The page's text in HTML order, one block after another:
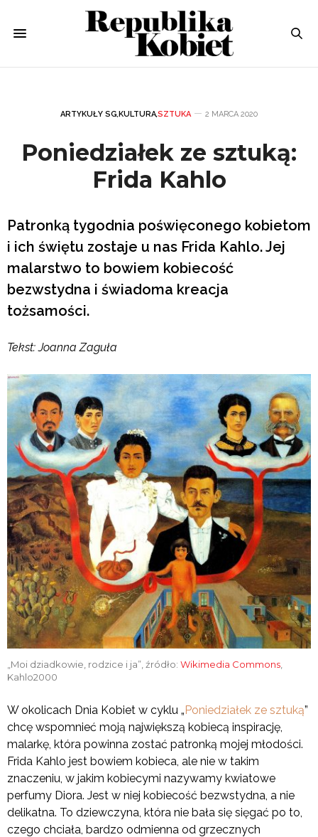
ARTYKUŁY SG,KULTURA,SZTUKA 2 MARCA 2020
Poniedziałek ze sztuką:
Frida Kahlo
Patronką tygodnia poświęconego kobietom
i ich świętu zostaje u nas Frida Kahlo. Jej
malarstwo to bowiem kobiecość
bezwstydna i świadoma kreacja
tożsamości.
Tekst: Joanna Zaguła
„Moi dziadkowie, rodzice i ja”, źródło: Wikimedia Commons
Kahlo2000
W okolicach Dnia Kobiet w cyklu „Poniedziałek ze sztuką”
chcę wspomnieć moją największą kobiecą inspirację,
malarkę, która powinna zostać patronką mojej młodości.
Frida Kahlo jest bowiem kobieca, ale nie w takim
znaczeniu, w jakim kobiecymi nazywamy kwiatowe
perfumy Diora. Jest w niej kobiecość bezwstydna, a nie
delikatna. To dziewczyna, która nie bała się sięgać po to,
czego chciała, bardzo odmienna od grzecznych